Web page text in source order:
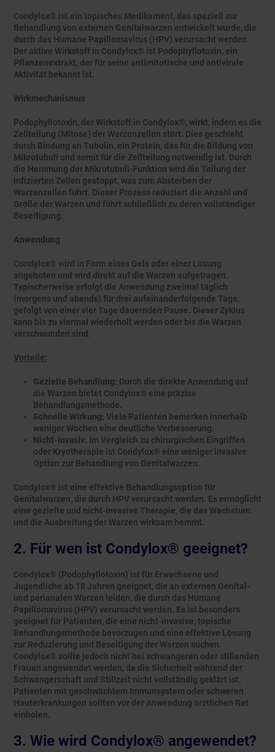
Condylox® ist ein topisches Medikament, das speziell zur
Behandlung von externen Genitalwarzen entwickelt wurde, die
durch das Humane Papillomavirus (HPV) verursacht werden.
Der aktive Wirkstoff in Condylox® ist Podophyllotoxin, ein
Pflanzenextrakt, der für seine antimitotische und antivirale
Aktivität bekannt ist.
Wirkmechanismus
Podophyllotoxin, der Wirkstoff in Condylox®, wirkt, indem es die
Zellteilung (Mitose) der Warzenzellen stört. Dies geschieht
durch Bindung an Tubulin, ein Protein, das für die Bildung von
Mikrotubuli und somit für die Zellteilung notwendig ist. Durch
die Hemmung der Mikrotubuli-Funktion wird die Teilung der
infizierten Zellen gestoppt, was zum Absterben der
Warzenzellen führt. Dieser Prozess reduziert die Anzahl und
Größe der Warzen und führt schließlich zu deren vollständiger
Beseitigung.
Anwendung
Condylox® wird in Form eines Gels oder einer Lösung
angeboten und wird direkt auf die Warzen aufgetragen.
Typischerweise erfolgt die Anwendung zweimal täglich
(morgens und abends) für drei aufeinanderfolgende Tage,
gefolgt von einer vier Tage dauernden Pause. Dieser Zyklus
kann bis zu viermal wiederholt werden oder bis die Warzen
verschwunden sind.
Vorteile:
Gezielte Behandlung: Durch die direkte Anwendung auf
die Warzen bietet Condylox® eine präzise
Behandlungsmethode.
Schnelle Wirkung: Viele Patienten bemerken innerhalb
weniger Wochen eine deutliche Verbesserung.
Nicht-invasiv: Im Vergleich zu chirurgischen Eingriffen
oder Kryotherapie ist Condylox® eine weniger invasive
Option zur Behandlung von Genitalwarzen.
Condylox® ist eine effektive Behandlungsoption für
Genitalwarzen, die durch HPV verursacht werden. Es ermöglicht
eine gezielte und nicht-invasive Therapie, die das Wachstum
und die Ausbreitung der Warzen wirksam hemmt.
2. Für wen ist Condylox® geeignet?
Condylox® (Podophyllotoxin) ist für Erwachsene und
Jugendliche ab 18 Jahren geeignet, die an externen Genital-
und perianalen Warzen leiden, die durch das Humane
Papillomavirus (HPV) verursacht werden. Es ist besonders
geeignet für Patienten, die eine nicht-invasive, topische
Behandlungsmethode bevorzugen und eine effektive Lösung
zur Reduzierung und Beseitigung der Warzen suchen.
Condylox® sollte jedoch nicht bei schwangeren oder stillenden
Frauen angewendet werden, da die Sicherheit während der
Schwangerschaft und Stillzeit nicht vollständig geklärt ist.
Patienten mit geschwächtem Immunsystem oder schweren
Hauterkrankungen sollten vor der Anwendung ärztlichen Rat
einholen.
3. Wie wird Condylox® angewendet?